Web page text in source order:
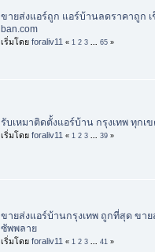
ขายส่งแอร์ถูก แอร์บ้านลดราคาถูก เ
ban.com
เริ่มโดย foraliv11 « 1 2 3 65 »
รับเหมาติดตั้งแอร์บ้าน กรุงเทพ ทุก
เริ่มโดย foraliv11 « 1 2 3 39 »
ขายส่งแอร์บ้านกรุงเทพ ถูกที่สุด ขา
ซัพพลาย
เริ่มโดย foraliv11 « 1 2 3 41 »